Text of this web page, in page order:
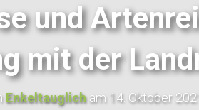
und
mit der
Enkeltauglicham 14. Oktober